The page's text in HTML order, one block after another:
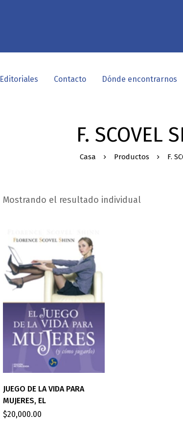
Editoriales Contacto Dónde encontrarnos
F. SCOVEL
Casa Productos F.
Mostrando el resultado individual
JUEGO DE LA VIDA PARA
MUJERES, EL
$20,000.00